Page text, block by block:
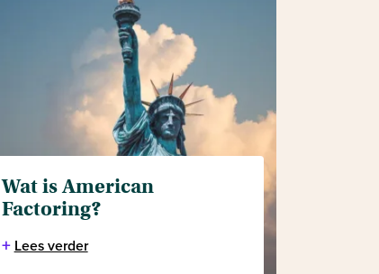
Wat is American
Factoring?
+ Lees verder